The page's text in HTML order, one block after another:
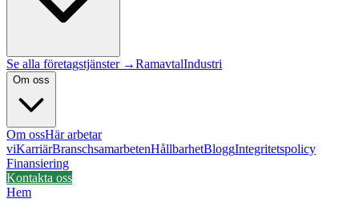
Se alla företagstjänster →RamavtalIndustri
Om oss
Om ossHär arbetar
viKarriärBranschsamarbetenHållbarhetBloggIntegritetspolicy
Finansiering
Kontakta oss
Hem